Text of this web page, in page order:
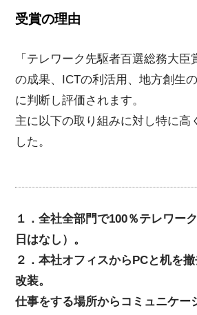
受賞の理由
「テレワーク先駆者百選総務大
の成果、ICTの利活用、地方創生
に判断し評価されます。
主に以下の取り組みに対し特に高
した。
１．全社全部⾨で100％テレワー
日はなし）。
２．本社オフィスからPCと机を
改装。
仕事をする場所からコミュニケー